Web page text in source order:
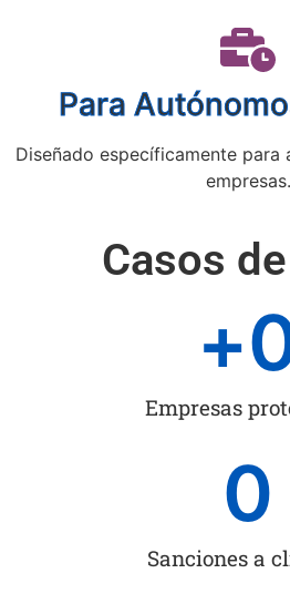
Para
Diseñado específicamente para
empresas.
Casos
Empresas
+
Sanciones a
0